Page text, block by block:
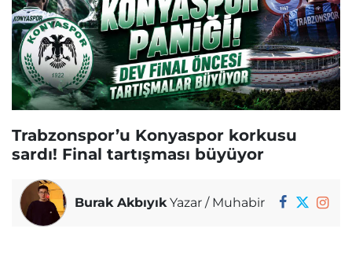
Trabzonspor’u Konyaspor korkusu
sardı! Final tartışması büyüyor
Burak AkbıyıkYazar / Muhabir